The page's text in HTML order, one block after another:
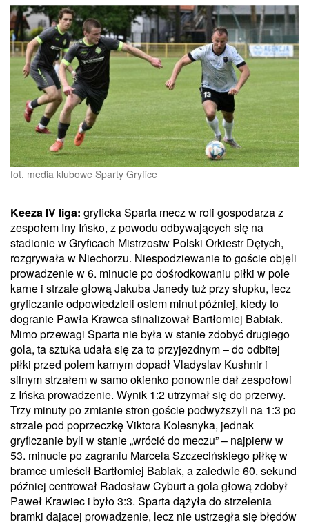
fot. media klubowe Sparty Gryfice
Keeza IV liga: gryficka Sparta mecz w roli gospodarza z
zespołem Iny Ińsko, z powodu odbywających się na
stadionie w Gryficach Mistrzostw Polski Orkiestr Dętych,
rozgrywała w Niechorzu. Niespodziewanie to goście objęli
prowadzenie w 6. minucie po dośrodkowaniu piłki w pole
karne i strzale głową Jakuba Janedy tuż przy słupku, lecz
gryficzanie odpowiedzieli osiem minut później, kiedy to
dogranie Pawła Krawca sfinalizował Bartłomiej Babiak.
Mimo przewagi Sparta nie była w stanie zdobyć drugiego
gola, ta sztuka udała się za to przyjezdnym – do odbitej
piłki przed polem karnym dopadł Vladyslav Kushnir i
silnym strzałem w samo okienko ponownie dał zespołowi
z Ińska prowadzenie. Wynik 1:2 utrzymał się do przerwy.
Trzy minuty po zmianie stron goście podwyższyli na 1:3 po
strzale pod poprzeczkę Viktora Kolesnyka, jednak
gryficzanie byli w stanie „wrócić do meczu” – najpierw w
53. minucie po zagraniu Marcela Szczecińskiego piłkę w
bramce umieścił Bartłomiej Babiak, a zaledwie 60. sekund
później centrował Radosław Cyburt a gola głową zdobył
Paweł Krawiec i było 3:3. Sparta dążyła do strzelenia
bramki dającej prowadzenie, lecz nie ustrzegła się błędów